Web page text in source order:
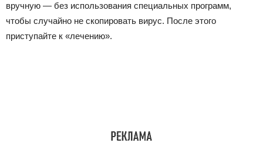
вручную — без использования специальных программ,
чтобы случайно не скопировать вирус. После этого
приступайте к «лечению».